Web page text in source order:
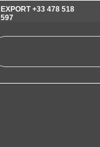
EXPORT +33 478 518
597